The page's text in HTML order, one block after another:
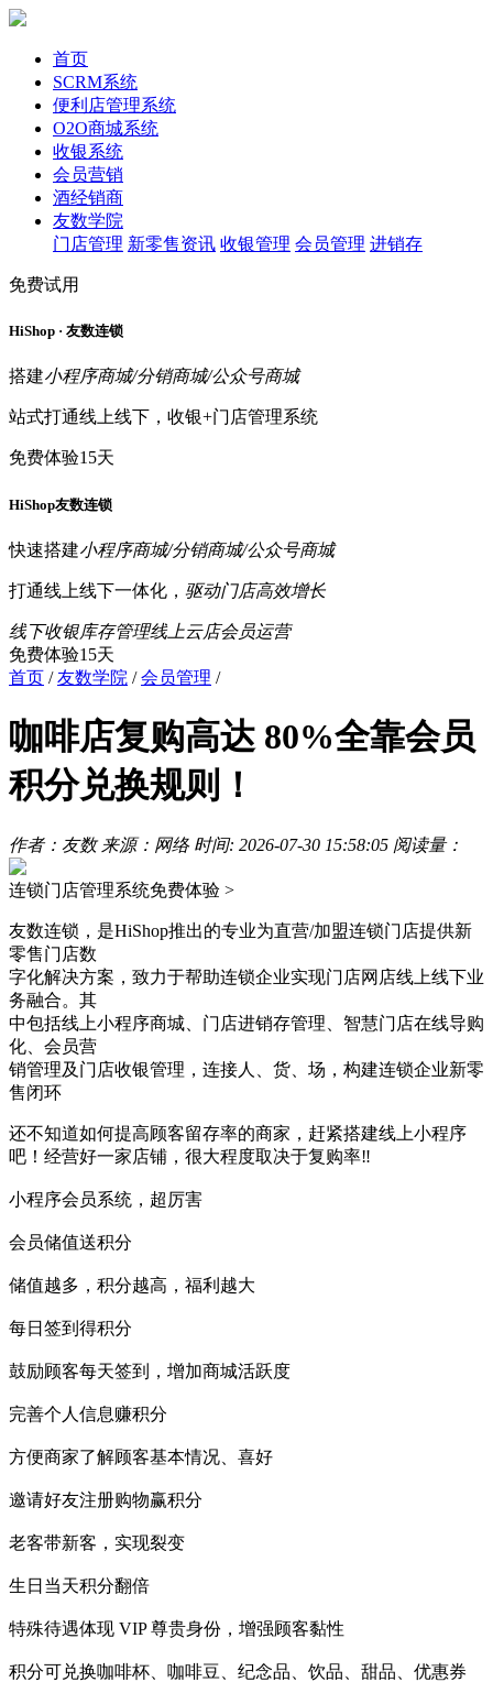
首页
SCRM系统
便利店管理系统
O2O商城系统
收银系统
会员营销
酒经销商
友数学院
门店管理 新零售资讯 收银管理 会员管理 进销存
免费试用
HiShop · 友数连锁
搭建小程序商城/分销商城/公众号商城
站式打通线上线下，收银+门店管理系统
免费体验15天
HiShop友数连锁
快速搭建小程序商城/分销商城/公众号商城
打通线上线下一体化， 驱动门店高效增长
线下收银库存管理线上云店会员运营
免费体验15天
首页 /友数学院 /会员管理 /
咖啡店复购高达 80%全靠会员
积分兑换规则！
作者：友数 来源：网络 时间: 2026-07-30 15:58:05 阅读量：
连锁门店管理系统免费体验 >
友数连锁，是HiShop推出的专业为直营/加盟连锁门店提供新
零售门店数
字化解决方案，致力于帮助连锁企业实现门店网店线上线下业
务融合。其
中包括线上小程序商城、门店进销存管理、智慧门店在线导购
化、会员营
销管理及门店收银管理，连接人、货、场，构建连锁企业新零
售闭环
还不知道如何提高顾客留存率的商家，赶紧搭建线上小程序
吧！经营好一家店铺，很大程度取决于复购率‼️
小程序会员系统，超厉害
会员储值送积分
储值越多，积分越高，福利越大
每日签到得积分
鼓励顾客每天签到，增加商城活跃度
完善个人信息赚积分
方便商家了解顾客基本情况、喜好
邀请好友注册购物赢积分
老客带新客，实现裂变
生日当天积分翻倍
特殊待遇体现 VIP 尊贵身份，增强顾客黏性
积分可兑换咖啡杯、咖啡豆、纪念品、饮品、甜品、优惠券